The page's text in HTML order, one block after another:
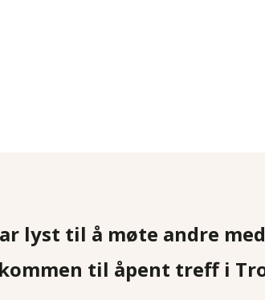
lyst til å møte andre
til åpent treff i